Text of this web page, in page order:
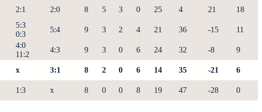
2:1 2:0 8 5 3 0 25 4 21 18
5:3
0:3
5:4 9 3 2 4 21 36 -15 11
4:0
11:2
4:3 9 3 0 6 24 32 -8 9
x 3:1 8 2 0 6 14 35 -21 6
1:3 x 8 0 0 8 19 47 -28 0